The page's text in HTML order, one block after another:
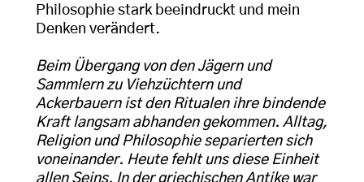
Philosophie stark beeindruckt und mein
Denken verändert.
Beim Übergang von den Jägern und
Sammlern zu Viehzüchtern und
Ackerbauern ist den Ritualen ihre bindende
Kraft langsam abhanden gekommen. Alltag,
Religion und Philosophie separierten sich
voneinander. Heute fehlt uns diese Einheit
allen Seins. In der griechischen Antike war